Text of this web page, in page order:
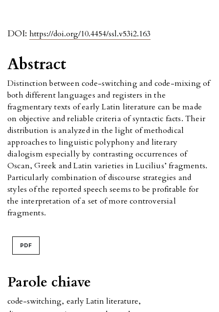
DOI: https://doi.org/10.4454/ssl.v53i2.163
Parole chiave
code-switching, early Latin literature,
Abstract
Distinction between code-switching and code-mixing of
both different languages and registers in the
fragmentary texts of early Latin literature can be made
on objective and reliable criteria of syntactic facts. Their
distribution is analyzed in the light of methodical
approaches to linguistic polyphony and literary
dialogism especially by contrasting occurrences of
Oscan, Greek and Latin varieties in Lucilius’ fragments.
Particularly combination of discourse strategies and
styles of the reported speech seems to be profitable for
the interpretation of a set of more controversial
fragments.
PDF